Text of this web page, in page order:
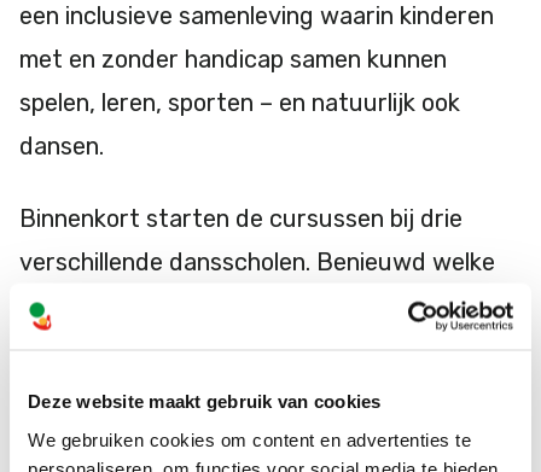
Deze website maakt gebruik van cookies
We gebruiken cookies om content en advertenties te
personaliseren, om functies voor social media te bieden
een inclusieve samenleving waarin kinderen
met en zonder handicap samen kunnen
spelen, leren, sporten – en natuurlijk ook
dansen.
Binnenkort starten de cursussen bij drie
verschillende dansscholen. Benieuwd welke
dat zijn? Klik op de button hieronder!